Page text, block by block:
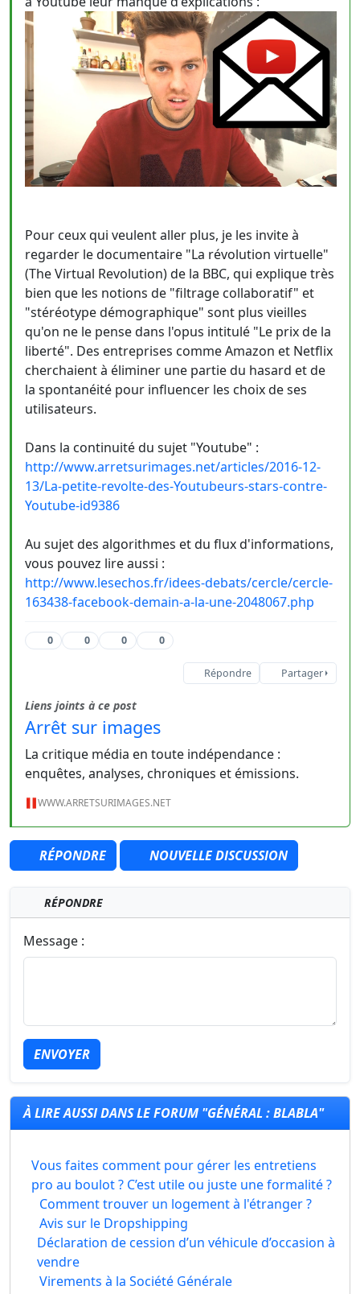
Pour ceux qui veulent aller plus, je les invite à
regarder le documentaire "La révolution virtuelle"
(The Virtual Revolution) de la BBC, qui explique très
bien que les notions de "filtrage collaboratif" et
"stéréotype démographique" sont plus vieilles
qu'on ne le pense dans l'opus intitulé "Le prix de la
liberté". Des entreprises comme Amazon et Netflix
cherchaient à éliminer une partie du hasard et de
la spontanéité pour influencer les choix de ses
utilisateurs.
Dans la continuité du sujet "Youtube" :
http://www.arretsurimages.net/articles/2016-12-
13/La-petite-revolte-des-Youtubeurs-stars-contre-
Youtube-id9386
Au sujet des algorithmes et du flux d'informations,
vous pouvez lire aussi :
http://www.lesechos.fr/idees-debats/cercle/cercle-
163438-facebook-demain-a-la-une-2048067.php
0 0 0 0
Répondre Partager
Liens joints à ce post
Arrêt sur images
La critique média en toute indépendance :
enquêtes, analyses, chroniques et émissions.
WWW.ARRETSURIMAGES.NET
RÉPONDRE NOUVELLE DISCUSSION
RÉPONDRE
Message :
ENVOYER
À LIRE AUSSI DANS LE FORUM "GÉNÉRAL : BLABLA"
Vous faites comment pour gérer les entretiens
pro au boulot ? C’est utile ou juste une formalité ?
Comment trouver un logement à l'étranger ?
Avis sur le Dropshipping
Déclaration de cession d’un véhicule d’occasion à
vendre
Virements à la Société Générale